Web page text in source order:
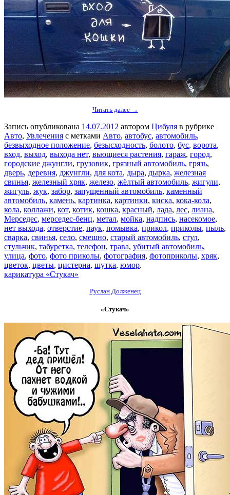
Читать далее →
Запись опубликована 14.07.2012 автором Цибуля в рубрике
Авто, Увлечения с метками Авто, автобус, автомобиль,
безвыходное положение, безысходность, болото, бус, ворота,
вход, выход, выхода нет, вьющиеся растения, гараж, город,
городские джунгли, грузовик, грязный автомобиль, грязь,
дверь, деревня, джунгли, для кота, дыра, дырка, железная
свинья, железный хряк, железо, жёлтый автомобиль, жигули,
жигуль, жук, забор, запущенный автомобиль, каменный
автомобиль, камень, картинка, картинки, киска, кока-кола,
кола, коллажи, кот, котик, кошка, красный, лада, лес, лиана,
Мерседес, мерседес-бенц, метал, мойка, надпись, насекомое,
нет выхода, отверстие, паук, помывка, прикол, приколы, пыль,
сварка, свинья, село, смешно, старый автомобиль, стул,
стульчик, табуретка, телефон, трава, убитый автомобиль,
улица, фото, фото приколы, фотография, фотоприколы, хряк,
цветок, цветы, цистерна, шутка, юмор.
карикатура «Стукач»
Руслан Долженец
«Стукач»